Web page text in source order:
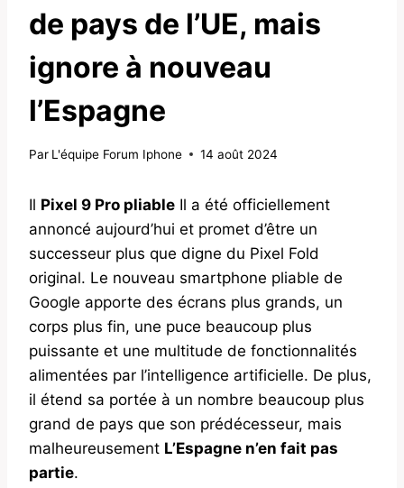
de pays de l’UE, mais
ignore à nouveau
l’Espagne
Par L'équipe Forum Iphone 14 août 2024
Il Pixel 9 Pro pliable Il a été officiellement
annoncé aujourd’hui et promet d’être un
successeur plus que digne du Pixel Fold
original. Le nouveau smartphone pliable de
Google apporte des écrans plus grands, un
corps plus fin, une puce beaucoup plus
puissante et une multitude de fonctionnalités
alimentées par l’intelligence artificielle. De plus,
il étend sa portée à un nombre beaucoup plus
grand de pays que son prédécesseur, mais
malheureusement L’Espagne n’en fait pas
partie.